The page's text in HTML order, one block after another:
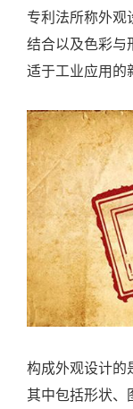
专利法所称外
结合以及色彩与
适于工业应用的
构成外观设计的
其中包括形状